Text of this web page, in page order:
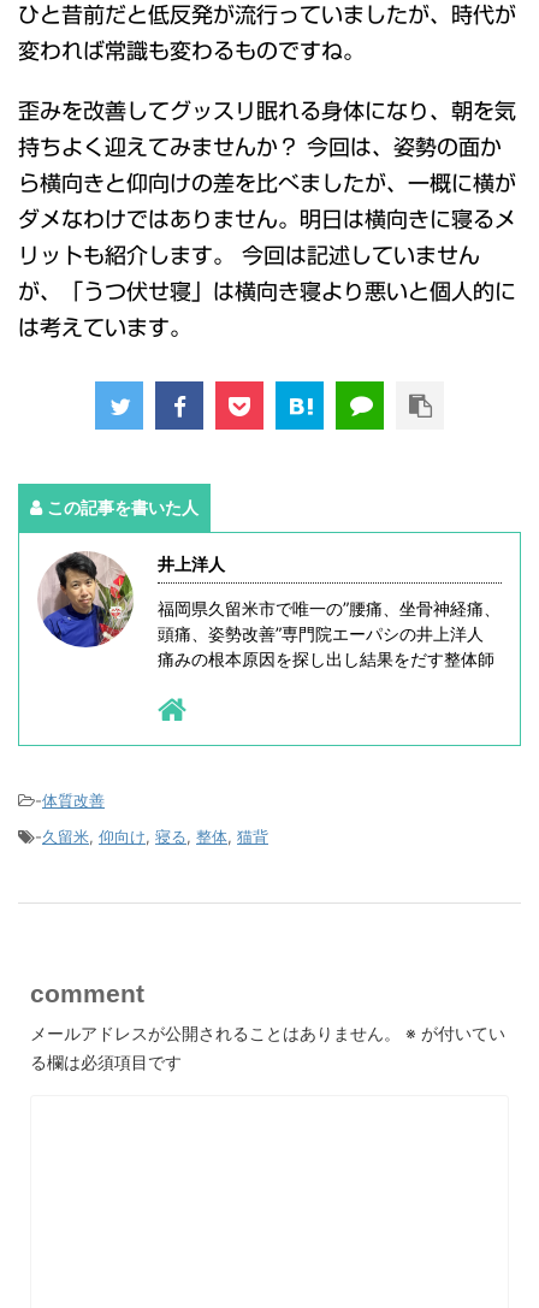
ひと昔前だと低反発が流行っていましたが、時代が
変われば常識も変わるものですね。
歪みを改善してグッスリ眠れる身体になり、朝を気
持ちよく迎えてみませんか？ 今回は、姿勢の面か
ら横向きと仰向けの差を比べましたが、一概に横が
ダメなわけではありません。明日は横向きに寝るメ
リットも紹介します。 今回は記述していません
が、「うつ伏せ寝」は横向き寝より悪いと個人的に
は考えています。
この記事を書いた人
井上洋人
福岡県久留米市で唯一の”腰痛、坐骨神経痛、
頭痛、姿勢改善”専門院エーパシの井上洋人
痛みの根本原因を探し出し結果をだす整体師
-体質改善
-久留米, 仰向け, 寝る, 整体, 猫背
comment
メールアドレスが公開されることはありません。 ※ が付いてい
る欄は必須項目です